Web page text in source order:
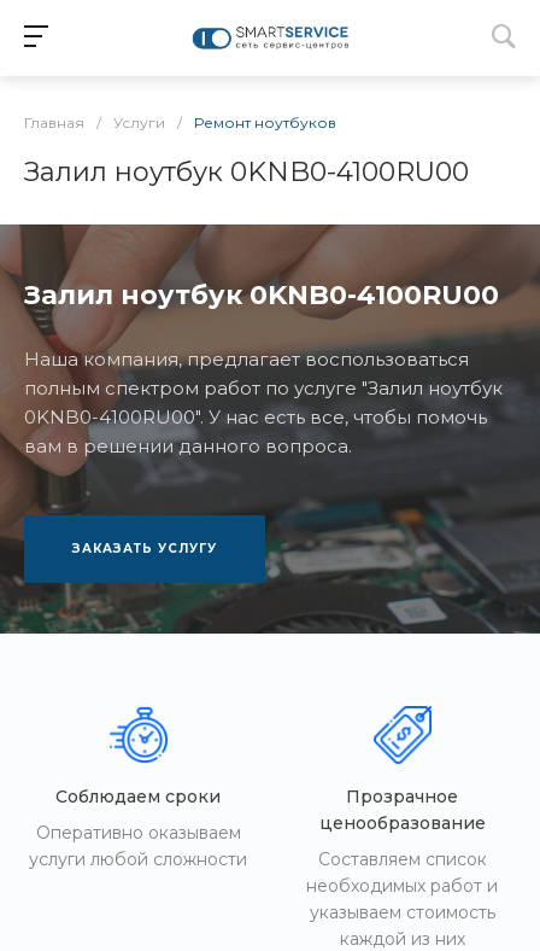
Главная / Услуги / Ремонт ноутбуков
Залил ноутбук 0KNB0-4100RU00
Залил ноутбук 0KNB0-4100RU00
Наша компания, предлагает воспользоваться
полным спектром работ по услуге "Залил ноутбук
0KNB0-4100RU00". У нас есть все, чтобы помочь
вам в решении данного вопроса.
ЗАКАЗАТЬ УСЛУГУ
Соблюдаем сроки
Оперативно оказываем
услуги любой сложности
Прозрачное
ценообразование
Составляем список
необходимых работ и
указываем стоимость
каждой из них